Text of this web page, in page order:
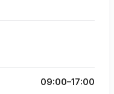
09:00–17:00